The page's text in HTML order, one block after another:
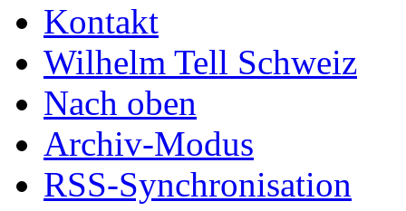
Kontakt
Wilhelm Tell Schweiz
Nach oben
Archiv-Modus
RSS-Synchronisation